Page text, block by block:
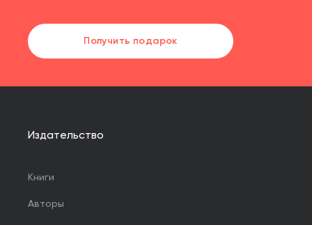
Получить подарок
Издательство
Книги
Авторы